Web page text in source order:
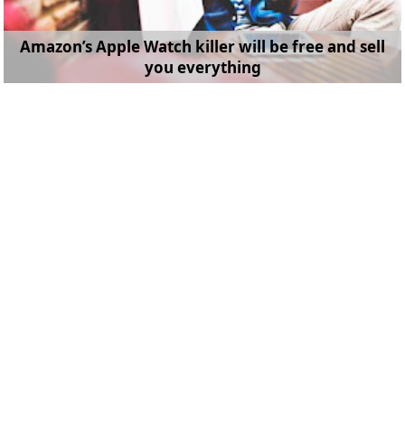
Amazon’s Apple Watch killer will be free and sell
you everything